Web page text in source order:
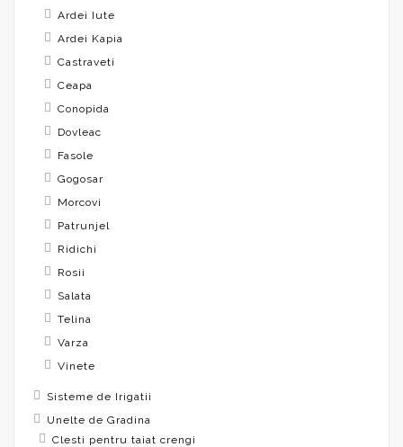
Ardei Iute
Ardei Kapia
Castraveti
Ceapa
Conopida
Dovleac
Fasole
Gogosar
Morcovi
Patrunjel
Ridichi
Rosii
Salata
Telina
Varza
Vinete
Sisteme de Irigatii
Unelte de Gradina
Clesti pentru taiat crengi